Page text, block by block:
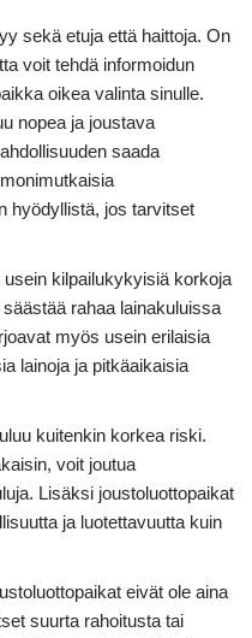
sekä etuja että haittoja. On
voit tehdä informoidun
oikea valinta sinulle.
nopea ja joustava
saada
hyödyllistä, jos tarvitset
kilpailukykyisiä korkoja
rahaa lainakuluissa
myös usein erilaisia
lainoja ja pitkäaikaisia
kuitenkin korkea riski.
voit joutua
Lisäksi joustoluottopaikat
ja luotettavuutta kuin
eivät ole aina
suurta rahoitusta tai